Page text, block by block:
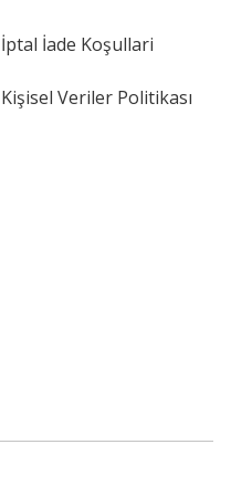
İptal İade Koşullari
Kişisel Veriler Politikası